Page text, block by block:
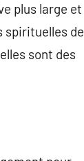
plus large et
spirituelles de
sont des